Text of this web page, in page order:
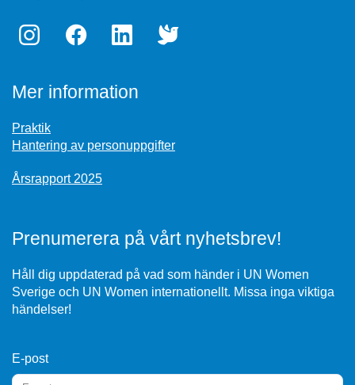
Mer information
Praktik
Hantering av personuppgifter
Årsrapport 2025
Prenumerera på vårt nyhetsbrev!
Håll dig uppdaterad på vad som händer i UN Women
Sverige och UN Women internationellt. Missa inga viktiga
händelser!
E-post